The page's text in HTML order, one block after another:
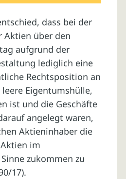
dass bei der
Aktien über den
aufgrund der
lediglich eine
Rechtsposition an
Eigentumshülle,
ist und die Geschäfte
angelegt waren,
Aktieninhaber die
im
zukommen zu
17).